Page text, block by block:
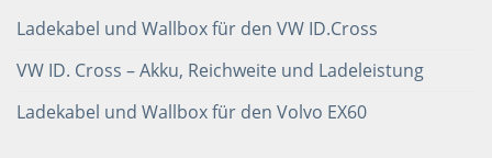
Ladekabel und Wallbox für den VW ID.Cross
VW ID. Cross – Akku, Reichweite und Ladeleistung
Ladekabel und Wallbox für den Volvo EX60